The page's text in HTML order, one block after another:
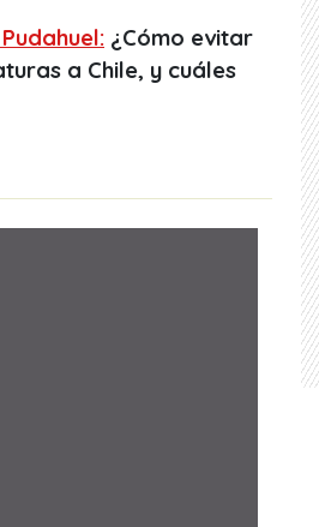
¿Cómo evitar
a Chile, y cuáles